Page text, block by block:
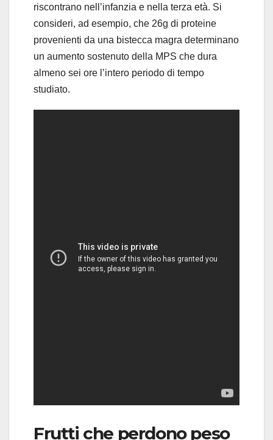
riscontrano nell’infanzia e nella terza età. Si
consideri, ad esempio, che 26g di proteine
provenienti da una bistecca magra determinano
un aumento sostenuto della MPS che dura
almeno sei ore l’intero periodo di tempo
studiato.
Frutti che perdono peso